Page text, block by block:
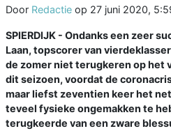
Door Redactie op 27 juni 2020,
SPIERDIJK - Ondanks een zeer
Laan, topscorer van
de zomer niet terugkeren op het
dit seizoen, voordat de
maar liefst zeventien keer het
teveel fysieke ongemakken te
terugkeerde van een zware